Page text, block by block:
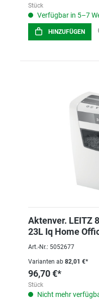
Stück
Verfügbar in 5–7
HINZUFÜGEN
Aktenver. LEITZ
23L Iq Home
Art.-Nr.: 5052677
Varianten ab 82,01 €*
96,70 €*
Stück
Nicht mehr